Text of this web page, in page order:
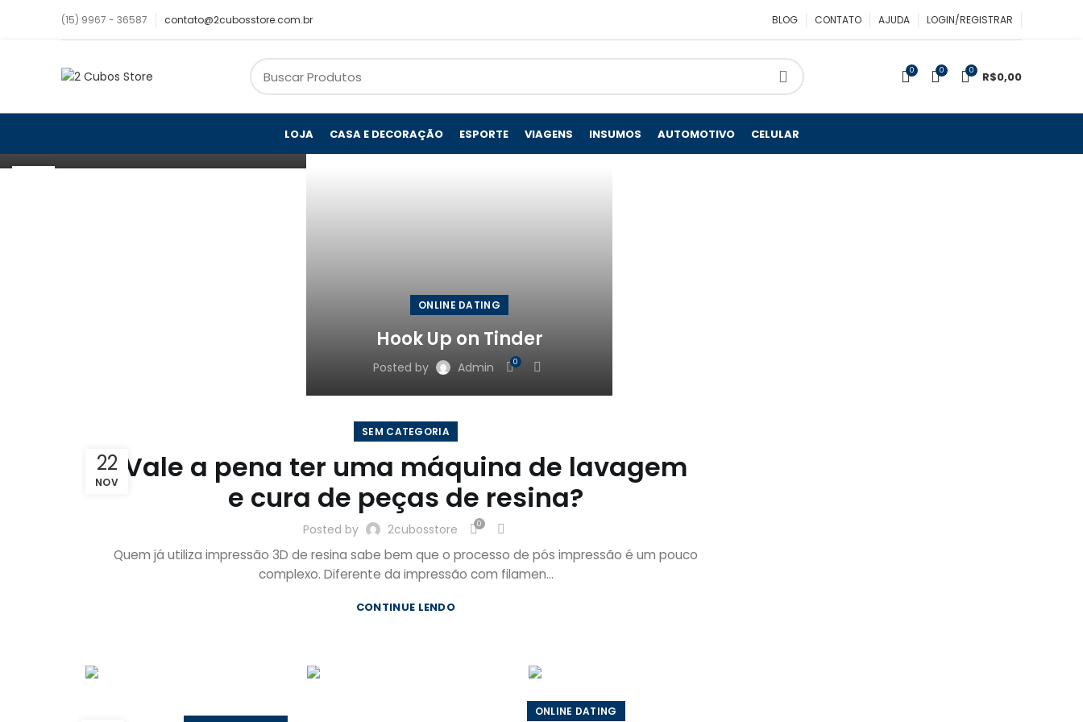
(15) 9967 - 36587 contato@2cubosstore.com.br BLOG CONTATO AJUDA LOGIN/REGISTRAR
0 0 0 R$0,00
LOJA CASA E DECORAÇÃO ESPORTE VIAGENS INSUMOS AUTOMOTIVO CELULAR
Vale a pena ter uma
máquina de lavagem e
cura de peças de resina?
ONLINE DATING
Hook Up on Tinder
Posted by Admin 0
22
NOV
SEM CATEGORIA
Vale a pena ter uma máquina de lavagem
e cura de peças de resina?
Posted by 2cubosstore 0
Quem já utiliza impressão 3D de resina sabe bem que o processo de pós impressão é um pouco
complexo. Diferente da impressão com filamen...
CONTINUE LENDO
ideas
ONLINE DATING